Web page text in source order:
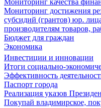
Мониторинг качества
Мониторинг достижения
субсидий (грантов) юр.
производителям товаров,
Бюджет для граждан
Экономика
Инвестиции и инновации
Итоги социально-
Эффективность
Паспорт города
Реализация указов
Покупай владимирское,